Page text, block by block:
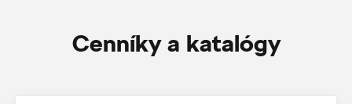
Cenníky a katalógy